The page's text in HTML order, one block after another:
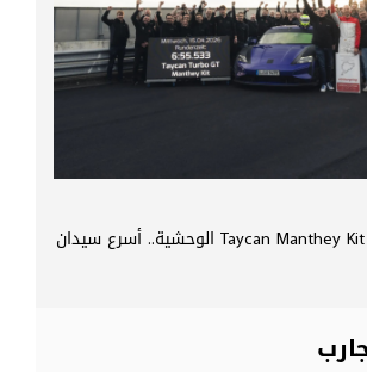
بورشه تطلق Taycan Manthey Kit الوحشية.. أسرع سيدان